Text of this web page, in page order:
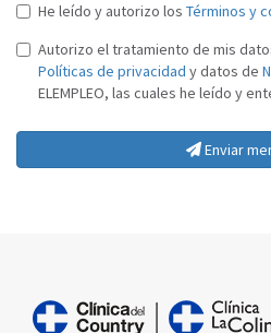
He leído y autorizo los Términos y
Autorizo el tratamiento de mis
Políticas de privacidad y datos de
ELEMPLEO, las cuales he leído y
Enviar